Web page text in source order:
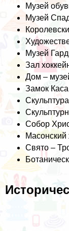
Музей
Музей
Музей
Зал
Дом –
Замок
Собор
Масонский
Свято –